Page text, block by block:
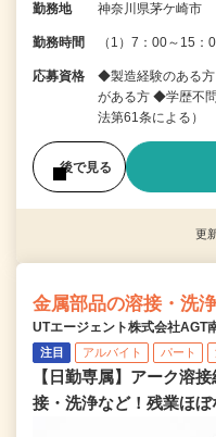
勤務地 神奈川県茅ケ崎市
勤務時間 （1）7：00～15
応募資格
◆製造経験のある
がある方 ◆学歴不
法第61条による）
後で見る
更
金属部品の溶接・洗
UTエージェント株式会社AGT
注目 アルバイト パート
【日勤専属】アーク溶
接・洗浄など！残業ほぼ